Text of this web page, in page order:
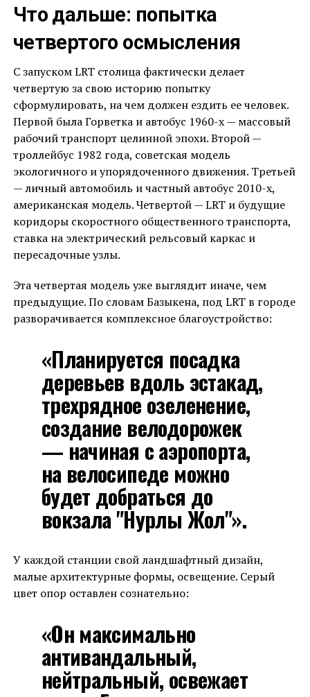
Что дальше: попытка
четвертого осмысления
С запуском LRT столица фактически делает
четвертую за свою историю попытку
сформулировать, на чем должен ездить ее человек.
Первой была Горветка и автобус 1960-х — массовый
рабочий транспорт целинной эпохи. Второй —
троллейбус 1982 года, советская модель
экологичного и упорядоченного движения. Третьей
— личный автомобиль и частный автобус 2010-х,
американская модель. Четвертой — LRT и будущие
коридоры скоростного общественного транспорта,
ставка на электрический рельсовый каркас и
пересадочные узлы.
Эта четвертая модель уже выглядит иначе, чем
предыдущие. По словам Базыкена, под LRT в городе
разворачивается комплексное благоустройство:
«Планируется посадка
деревьев вдоль эстакад,
трехрядное озеленение,
создание велодорожек
— начиная с аэропорта,
на велосипеде можно
будет добраться до
вокзала "Нурлы Жол"».
У каждой станции свой ландшафтный дизайн,
малые архитектурные формы, освещение. Серый
цвет опор оставлен сознательно:
«Он максимально
антивандальный,
нейтральный, освежает